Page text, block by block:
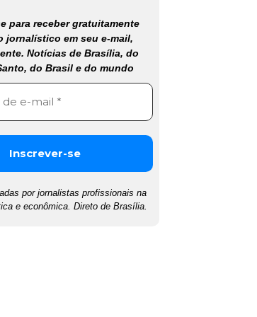
para receber gratuitamente
jornalístico em seu e-mail,
Notícias de Brasília, do
do Brasil e do mundo
por jornalistas profissionais na
e econômica. Direto de Brasília.